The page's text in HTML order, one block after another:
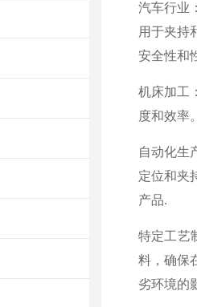
汽车行业
用于夹持
安全性和
机床加工
度和效率
自动化生
定位和夹
产品.
特定工艺
料，确保
劣环境的